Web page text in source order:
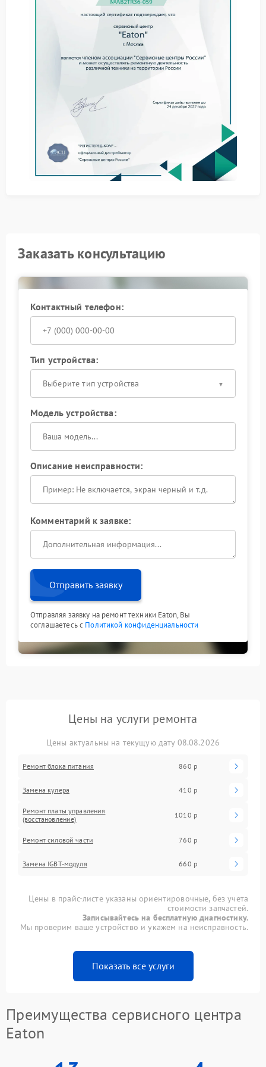
Оценить температуру в помещении и исключить
влияние внешних источников тепла.
Когда самостоятельные меры не дают результата,
требуется вмешательство квалифицированных
специалистов. Ремонт Eaton проводят с учетом
конструктивных особенностей конкретной линейки
Сервис Eaton включает использование
специализированных измерительных приборов,
которые фиксируют температурные показатели на
Сервисный центр Eaton располагает стендами для
тестирования устройства под разной степенью
нагрузки — это помогает выявить скрытые причины
Заказать консультацию
Контактный телефон:
Тип устройства:
Выберите тип устройства
Модель устройства:
Описание неисправности:
Комментарий к заявке:
Отправить заявку
Отправляя заявку на ремонт техники Eaton, Вы
соглашаетесь с Политикой конфиденциальности
Цены на услуги ремонта
Цены актуальны на текущую дату 08.08.2026
Ремонт блока питания 860 р
Замена кулера 410 р
Ремонт платы управления
(восстановление)
1010 р
Ремонт силовой части 760 р
Замена IGBT-модуля 660 р
Цены в прайс-листе указаны ориентировочные, без учета
стоимости запчастей.
Записывайтесь на бесплатную диагностику.
Мы проверим ваше устройство и укажем на неисправность.
Показать все услуги
Преимущества сервисного центра
Eaton